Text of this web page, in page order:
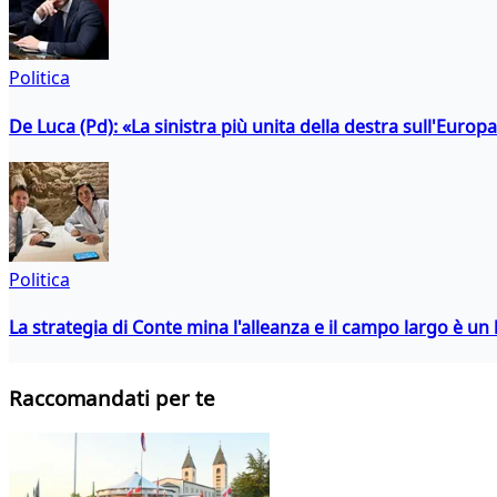
Politica
De Luca (Pd): «La sinistra più unita della destra
Politica
La strategia di Conte mina l'alleanza e il campo largo è
Raccomandati per te